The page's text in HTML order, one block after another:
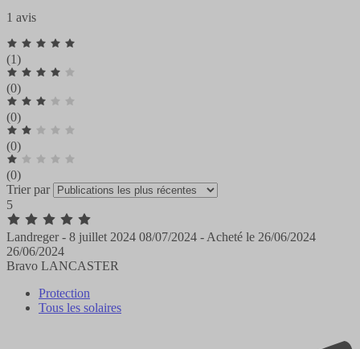
1 avis
(1)
(0)
(0)
(0)
(0)
Trier par
5
Landreger - 8 juillet 2024 08/07/2024 -Acheté le 26/06/2024
26/06/2024
Bravo LANCASTER
Protection
Tous les solaires